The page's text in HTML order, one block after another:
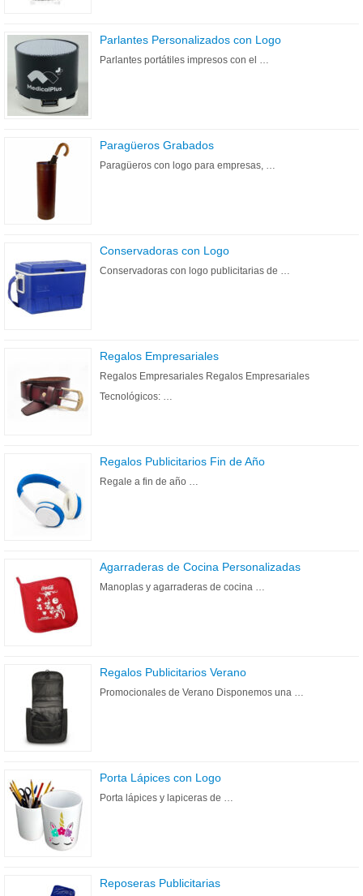
Parlantes Personalizados con Logo
Parlantes portátiles impresos con el …
Paragüeros Grabados
Paragüeros con logo para empresas, …
Conservadoras con Logo
Conservadoras con logo publicitarias de …
Regalos Empresariales
Regalos Empresariales Regalos Empresariales
Tecnológicos: …
Regalos Publicitarios Fin de Año
Regale a fin de año …
Agarraderas de Cocina Personalizadas
Manoplas y agarraderas de cocina …
Regalos Publicitarios Verano
Promocionales de Verano Disponemos una …
Porta Lápices con Logo
Porta lápices y lapiceras de …
Reposeras Publicitarias